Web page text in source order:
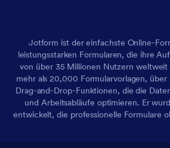
Jotform ist der einfachste Online-
leistungsstarken Formularen, die ihre
von über 35 Millionen Nutzern
mehr als 20,000 Formularvorlagen,
Drag-and-Drop-Funktionen, die die
und Arbeitsabläufe optimieren. Er
entwickelt, die professionelle Formulare